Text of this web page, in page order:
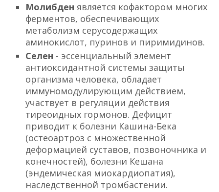
Молибденявляется кофактором многих
ферментов, обеспечивающих
метаболизм серусодержащих
аминокислот, пуринов и пиримидинов.
Селен - эссенциальный элемент
антиоксидантной системы защиты
организма человека, обладает
иммуномодулирующим действием,
участвует в регуляции действия
тиреоидных гормонов. Дефицит
приводит к болезни Кашина-Бека
(остеоартроз с множественной
деформацией суставов, позвоночника и
конечностей), болезни Кешана
(эндемическая миокардиопатия),
наследственной тромбастении.